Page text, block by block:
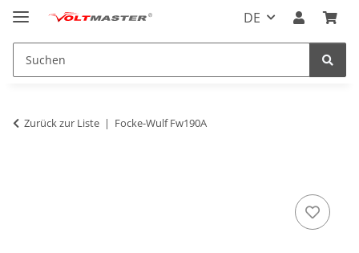
DE
Zurück zur Liste Focke-Wulf Fw190A